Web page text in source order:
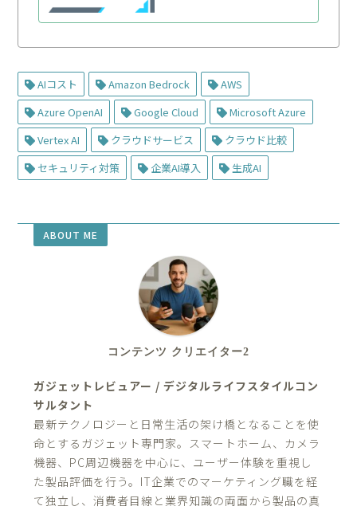
AIコスト Amazon Bedrock
AWS
Azure OpenAI
Google Cloud
Microsoft Azure
Vertex AI
クラウドサービス
クラウド比較
セキュリティ対策
企業AI導入 生成AI
ABOUT ME
コンテンツ クリエイター2
ガジェットレビュアー / デジタルライフスタイルコン
サルタント
最新テクノロジーと日常生活の架け橋となることを使
命とするガジェット専門家。スマートホーム、カメラ
機器、PC周辺機器を中心に、ユーザー体験を重視し
た製品評価を行う。IT企業でのマーケティング職を経
て独立し、消費者目線と業界知識の両面から製品の真